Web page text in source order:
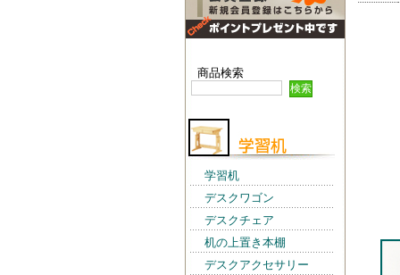
商品検索
学習机
デスクワゴン
デスクチェア
机の上置き本棚
デスクアクセサリー